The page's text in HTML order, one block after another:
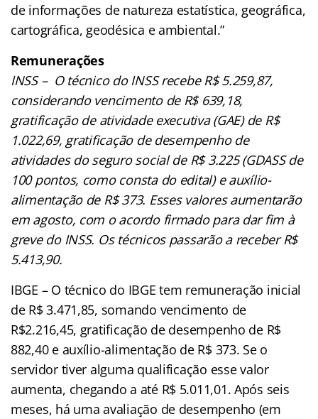
de informações de natureza estatística, geográfica,
cartográfica, geodésica e ambiental.”
Remunerações
INSS – O técnico do INSS recebe R$ 5.259,87,
considerando vencimento de R$ 639,18,
gratificação de atividade executiva (GAE) de R$
1.022,69, gratificação de desempenho de
atividades do seguro social de R$ 3.225 (GDASS de
100 pontos, como consta do edital) e auxílio-
alimentação de R$ 373. Esses valores aumentarão
em agosto, com o acordo firmado para dar fim à
greve do INSS. Os técnicos passarão a receber R$
5.413,90.
IBGE – O técnico do IBGE tem remuneração inicial
de R$ 3.471,85, somando vencimento de
R$2.216,45, gratificação de desempenho de R$
882,40 e auxílio-alimentação de R$ 373. Se o
servidor tiver alguma qualificação esse valor
aumenta, chegando a até R$ 5.011,01. Após seis
meses, há uma avaliação de desempenho (em